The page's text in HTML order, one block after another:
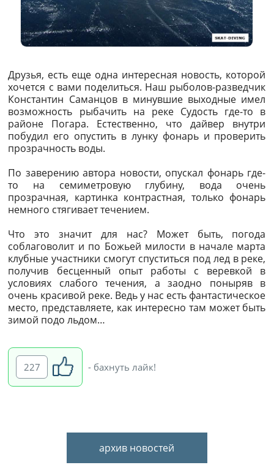
Друзья, есть еще одна интересная новость, которой
хочется с вами поделиться. Наш рыболов-разведчик
Константин Саманцов в минувшие выходные имел
возможность рыбачить на реке Судость где-то в
районе Погара. Естественно, что дайвер внутри
побудил его опустить в лунку фонарь и проверить
прозрачность воды.
По заверению автора новости, опускал фонарь где-
то на семиметровую глубину, вода очень
прозрачная, картинка контрастная, только фонарь
немного стягивает течением.
Что это значит для нас? Может быть, погода
соблаговолит и по Божьей милости в начале марта
клубные участники смогут спуститься под лед в реке,
получив бесценный опыт работы с веревкой в
условиях слабого течения, а заодно поныряв в
очень красивой реке. Ведь у нас есть фантастическое
место, представляете, как интересно там может быть
зимой подо льдом…
227 - бахнуть лайк!
архив новостей